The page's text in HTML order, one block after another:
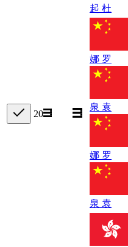
起 杜
20
娜 罗
泉 袁
娜 罗
泉 袁